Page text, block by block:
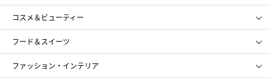
ギフト
レディース
メンズ
スポーツ・アウトドア
お中元
お歳暮
コスメ＆ビューティー
SHISEIDO
ポール&ジョー ボーテ
ジルスチュアート
NARS
フード＆スイーツ
アンリ・シャルパンティエ
ゴディバ
新宿高野
ファッション・インテリア